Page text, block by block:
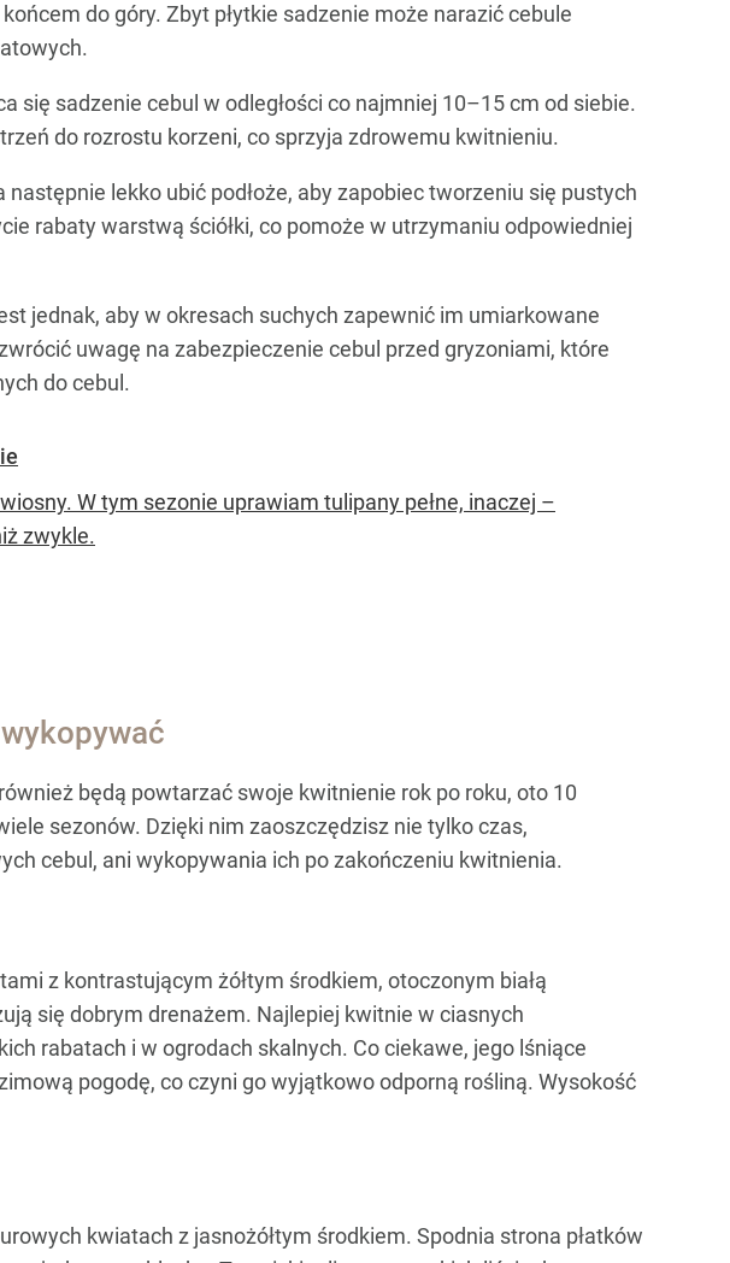
do góry. Zbyt płytkie sadzenie może narazić cebule
się sadzenie cebul w odległości co najmniej 10–15 cm od siebie.
do rozrostu korzeni, co sprzyja zdrowemu kwitnieniu.
lekko ubić podłoże, aby zapobiec tworzeniu się pustych
rabaty warstwą ściółki, co pomoże w utrzymaniu odpowiedniej
jednak, aby w okresach suchych zapewnić im umiarkowane
uwagę na zabezpieczenie cebul przed gryzoniami, które
do cebul.
W tym sezonie uprawiam tulipany pełne, inaczej –
zwykle.
będą powtarzać swoje kwitnienie rok po roku, oto 10
sezonów. Dzięki nim zaoszczędzisz nie tylko czas,
cebul, ani wykopywania ich po zakończeniu kwitnienia.
z kontrastującym żółtym środkiem, otoczonym białą
się dobrym drenażem. Najlepiej kwitnie w ciasnych
rabatach i w ogrodach skalnych. Co ciekawe, jego lśniące
pogodę, co czyni go wyjątkowo odporną rośliną. Wysokość
kwiatach z jasnożółtym środkiem. Spodnia strona płatków